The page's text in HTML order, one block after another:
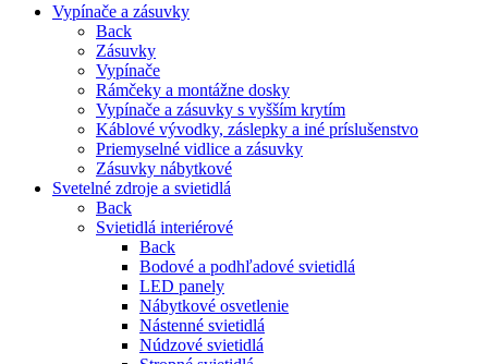
Vypínače a zásuvky
Back
Zásuvky
Vypínače
Rámčeky a montážne dosky
Vypínače a zásuvky s vyšším krytím
Káblové vývodky, záslepky a iné príslušenstvo
Priemyselné vidlice a zásuvky
Zásuvky nábytkové
Svetelné zdroje a svietidlá
Back
Svietidlá interiérové
Back
Bodové a podhľadové svietidlá
LED panely
Nábytkové osvetlenie
Nástenné svietidlá
Núdzové svietidlá